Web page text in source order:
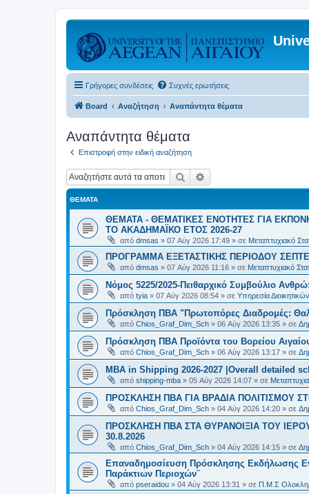
Γρήγορες συνδέσεις Συχνές ερωτήσεις
Board Αναζήτηση Αναπάντητα θέματα
Αναπάντητα θέματα
Επιστροφή στην ειδική αναζήτηση
Αναζήτηση
ΘΈΜΑΤΑ
ΘΕΜΑΤΑ - ΘΕΜΑΤΙΚΕΣ ΕΝΟΤΗΤΕΣ ΓΙΑ
ΤΟ ΑΚΑΔΗΜΑΪΚΟ ΕΤΟΣ 2026-27
από dmsas » 07 Αύγ 2026 17:49 » σε Μεταπτυχιακό
ΠΡΟΓΡΑΜΜΑ ΕΞΕΤΑΣΤΙΚΗΣ ΠΕΡΙΟΔΟΥ
από dmsas » 07 Αύγ 2026 11:16 » σε Μεταπτυχιακό
Νόμος 5225/2025-Πειθαρχικό Συμβούλιο
από tyia » 07 Αύγ 2026 08:54 » σε Υπηρεσία
Πρόσκληση ΠΒΑ "Πρωτοπόρες Διαδρομές:
από Chios_Graf_Dim_Sch » 06 Αύγ 2026 13:35 » σε
Πρόσκληση ΠΒΑ Προϊόντα του Βορείου
από Chios_Graf_Dim_Sch » 06 Αύγ 2026 13:17 » σε
MBA in Shipping 2026-2027 |Overall detailed
από shipping-mba » 05 Αύγ 2026 14:07 » σε
ΠΡΟΣΚΛΗΣΗ ΠΒΑ ΓΙΑ ΒΡΑΔΙΑ ΠΟΛΙΤΙΣΜΟΥ
από Chios_Graf_Dim_Sch » 04 Αύγ 2026 14:20 » σε
ΠΡΟΣΚΛΗΣΗ ΠΒΑ ΣΤΑ ΘΥΡΑΝΟΙΞΙΑ ΤΟΥ
30.8.2026
από Chios_Graf_Dim_Sch » 04 Αύγ 2026 14:15 » σε
Επαναδημοσίευση Πρόσκλησης Εκδήλωσης
Παράκτιων Περιοχών¨
από pseraidou » 04 Αύγ 2026 13:31 » σε Π.Μ.Σ